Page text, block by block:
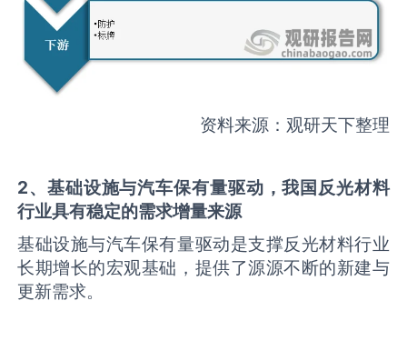
资料来源：观研天下整理
2、 基础设施与汽车保有量驱动，我国反光材料
行业具有稳定的需求增量来源
基础设施与汽车保有量驱动是支撑反光材料行业
长期增长的宏观基础，提供了源源不断的新建与
更新需求。